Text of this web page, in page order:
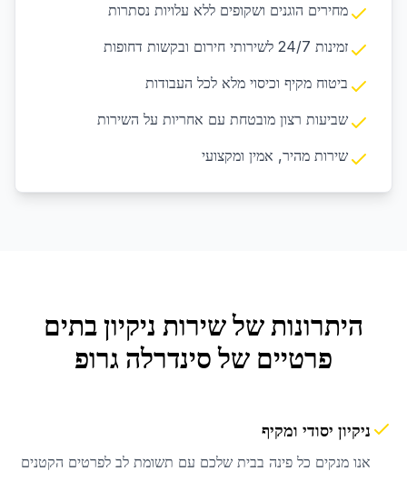
מחירים הוגנים ושקופים ללא עלויות נסתרות
זמינות 24/7 לשירותי חירום ובקשות דחופות
ביטוח מקיף וכיסוי מלא לכל העבודות
שביעות רצון מובטחת עם אחריות על השירות
שירות מהיר, אמין ומקצועי
היתרונות של שירות ניקיון בתים
פרטיים של סינדרלה גרופ
ניקיון יסודי ומקיף
אנו מנקים כל פינה בבית שלכם עם תשומת לב לפרטים הקטנים